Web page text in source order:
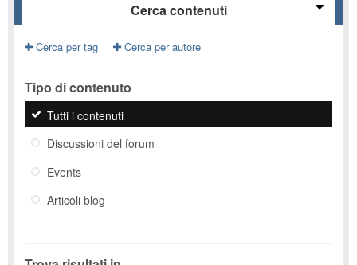
Cerca contenuti
Cerca per tag Cerca per autore
Tipo di contenuto
Tutti i contenuti
Discussioni del forum
Events
Articoli blog